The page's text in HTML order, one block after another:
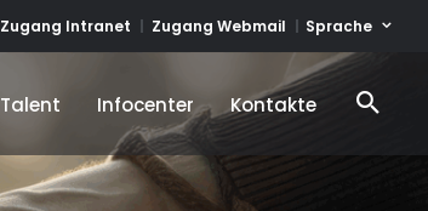
Zugang Intranet Zugang Webmail Sprache
Talent
Infocenter
Infocenter
Kontakte
Kontakte